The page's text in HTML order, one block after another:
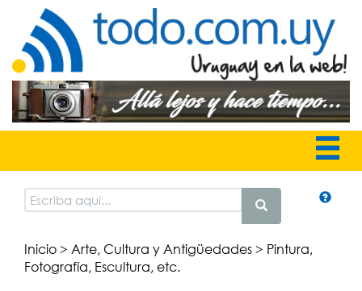
Inicio> Arte, Cultura y Antigüedades> Pintura,
Fotografía, Escultura, etc.